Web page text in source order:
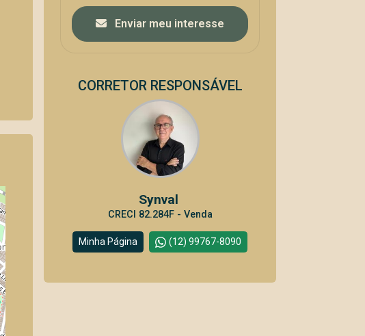
Enviar meu interesse
CORRETOR RESPONSÁVEL
Synval
CRECI 82.284F - Venda
Minha Página (12) 99767-8090